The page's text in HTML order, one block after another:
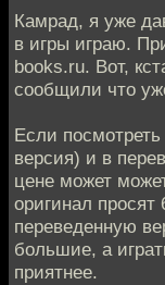
Камрад, я уже
в игры играю.
books.ru. Вот,
сообщили что
Если
версия) и в
цене может
оригинал просят
переведенную
большие, а
приятнее.